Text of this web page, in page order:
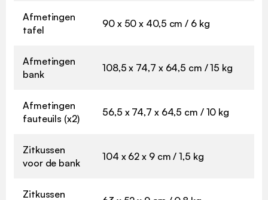
Afmetingen
tafel
90 x 50 x 40,5 cm / 6 kg
Afmetingen
bank
108,5 x 74,7 x 64,5 cm / 15 kg
Afmetingen
fauteuils (x2)
56,5 x 74,7 x 64,5 cm / 10 kg
Zitkussen
voor de bank
104 x 62 x 9 cm / 1,5 kg
Zitkussen